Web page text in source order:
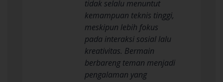
tidak selalu menuntut
kemampuan teknis tinggi,
meskipun lebih fokus
pada interaksi sosial lalu
kreativitas. Bermain
berbareng teman menjadi
pengalaman yang